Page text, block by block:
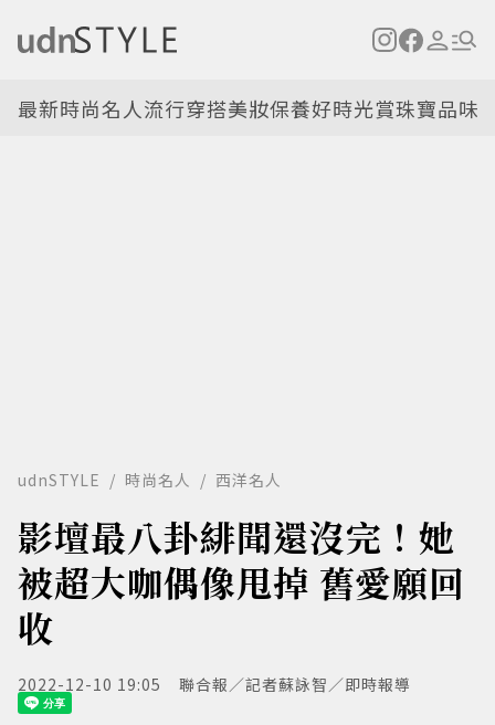
最新時尚名人流行穿搭美妝保養好時光賞珠寶品味
udnSTYLE 時尚名人 西洋名人
影壇最八卦緋聞還沒完！她
被超大咖偶像甩掉 舊愛願回
收
2022-12-10 19:05 聯合報／記者蘇詠智／即時報導